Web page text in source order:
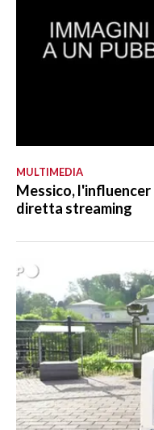
MULTIMEDIA
Messico,
diretta streaming